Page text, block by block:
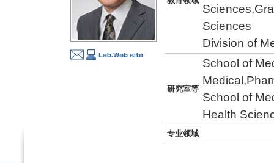
Sciences
Division of
研究室等
School of
School of
Health
专业领域